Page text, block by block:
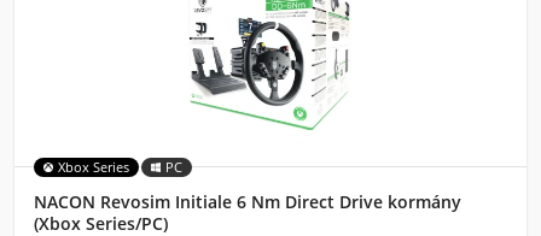
Xbox Series PC
NACON Revosim Initiale 6 Nm Direct Drive kormány
(Xbox Series/PC)